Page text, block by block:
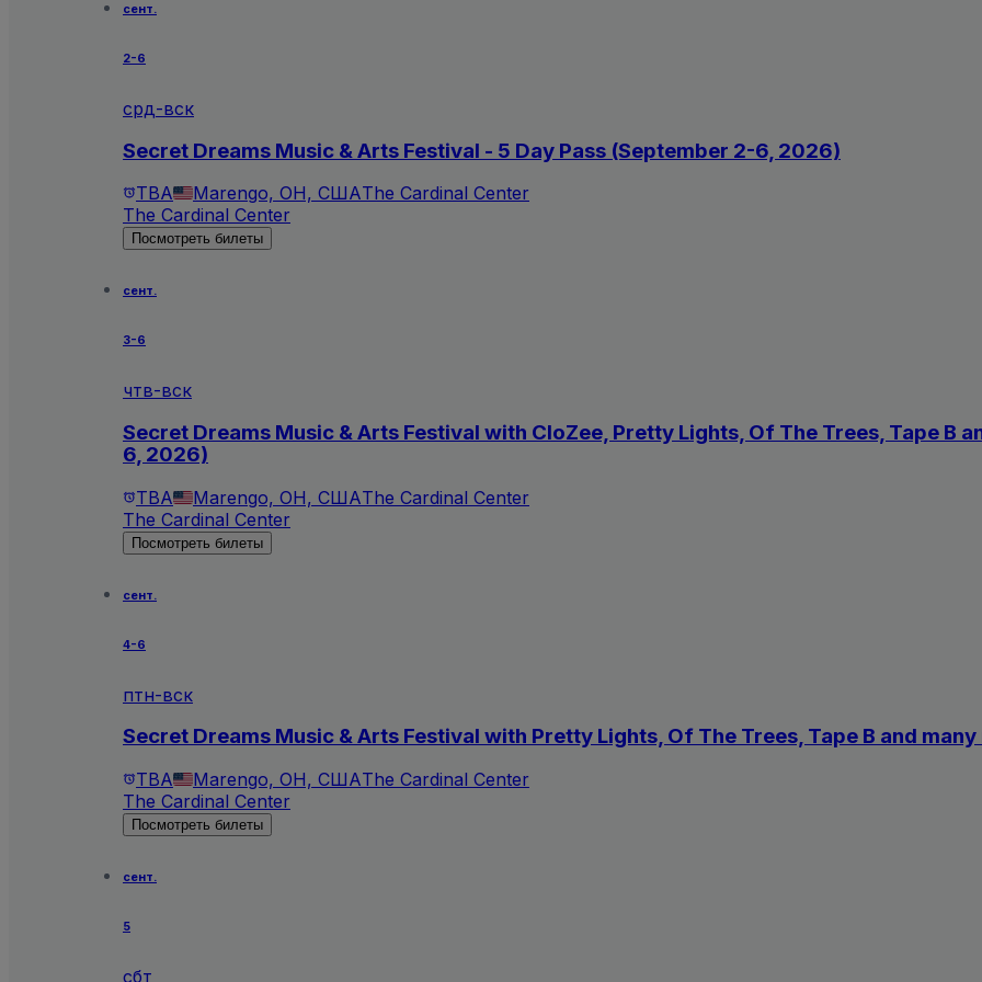
сент.
2-6
срд-вск
Secret Dreams Music & Arts Festival - 5 Day Pass (September 2-6, 2026)
TBA Marengo, OH, СШАThe Cardinal Center
The Cardinal Center
Посмотреть билеты
сент.
3-6
чтв-вск
Secret Dreams Music & Arts Festival with CloZee, Pretty Lights, Of The Trees, Tape B
6, 2026)
TBA Marengo, OH, СШАThe Cardinal Center
The Cardinal Center
Посмотреть билеты
сент.
4-6
птн-вск
Secret Dreams Music & Arts Festival with Pretty Lights, Of The Trees, Tape B and
TBA Marengo, OH, СШАThe Cardinal Center
The Cardinal Center
Посмотреть билеты
сент.
5
сбт